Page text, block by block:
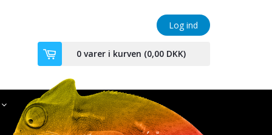
Log ind
0 varer i kurven (0,00 DKK)